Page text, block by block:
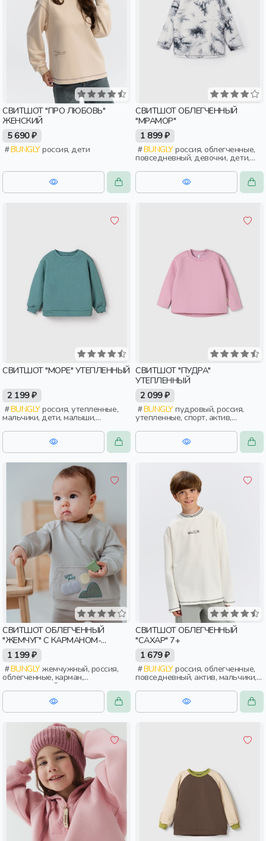
СВИТШОТ "ПРО ЛЮБОВЬ"
ЖЕНСКИЙ
5 690 ₽
BUNGLYроссия, дети
СВИТШОТ ОБЛЕГЧЕННЫЙ
"МРАМОР"
1 899 ₽
BUNGLYроссия, облегченные,
повседневный, девочки, дети,
СВИТШОТ "МОРЕ" УТЕПЛЕННЫЙ
2 199 ₽
BUNGLYроссия, утепленные,
мальчики, дети, малыши,
СВИТШОТ "ПУДРА"
УТЕПЛЕННЫЙ
2 099 ₽
BUNGLYпудровый, россия,
утепленные, спорт, актив,
девочки, дети, малыши,
дошкольники
СВИТШОТ ОБЛЕГЧЕННЫЙ
"ЖЕМЧУГ" С КАРМАНОМ-
КЕНГУРУ 0+
1 199 ₽
BUNGLYжемчужный, россия,
облегченные, карман,
повседневный, дети, малыши
СВИТШОТ ОБЛЕГЧЕННЫЙ
"САХАР" 7+
1 679 ₽
BUNGLYроссия, облегченные,
повседневный, актив, мальчики,